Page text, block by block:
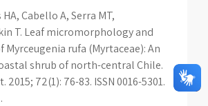
Cabello A, Serra MT,
T. Leaf micromorphology and
Myrceugenia rufa (Myrtaceae): An
shrub of north-central Chile.
2015; 72(1): 76-83. ISSN 0016-5301.